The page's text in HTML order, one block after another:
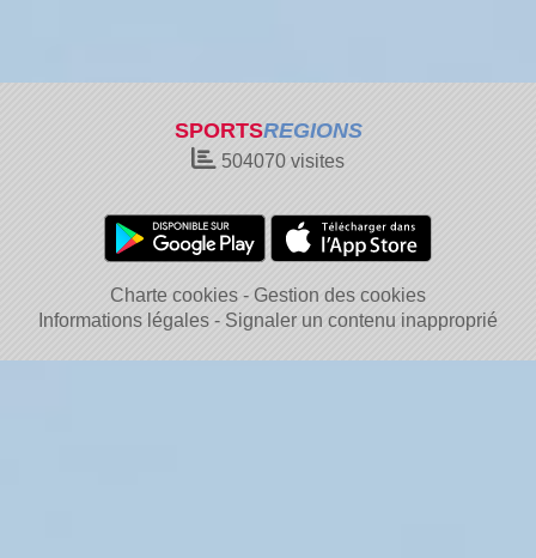
SPORTSREGIONS
504070 visites
Charte cookies
Gestion des cookies
Informations légales
Signaler un contenu inapproprié